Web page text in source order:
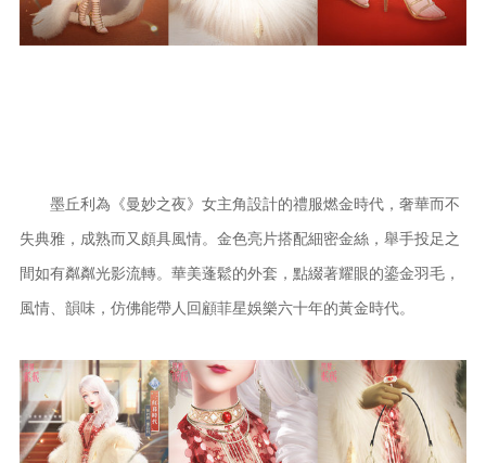
墨丘利為《曼妙之夜》女主角設計的禮服燃金時代，奢華而不
失典雅，成熟而又頗具風情。金色亮片搭配細密金絲，舉手投足之
間如有粼粼光影流轉。華美蓬鬆的外套，點綴著耀眼的鎏金羽毛，
風情、韻味，仿佛能帶人回顧菲星娛樂六十年的黃金時代。